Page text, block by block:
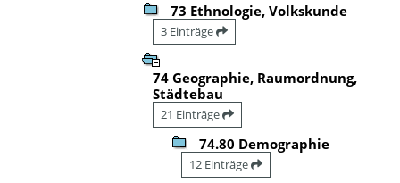
73 Ethnologie, Volkskunde
3 Einträge
74 Geographie, Raumordnung,
Städtebau
21 Einträge
74.80 Demographie
12 Einträge